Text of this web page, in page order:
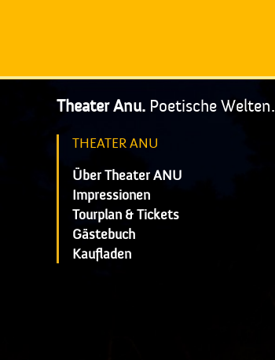
Theater Anu. Poetische Welten.
THEATER ANU
Über Theater ANU
Impressionen
Tourplan & Tickets
Gästebuch
Kaufladen